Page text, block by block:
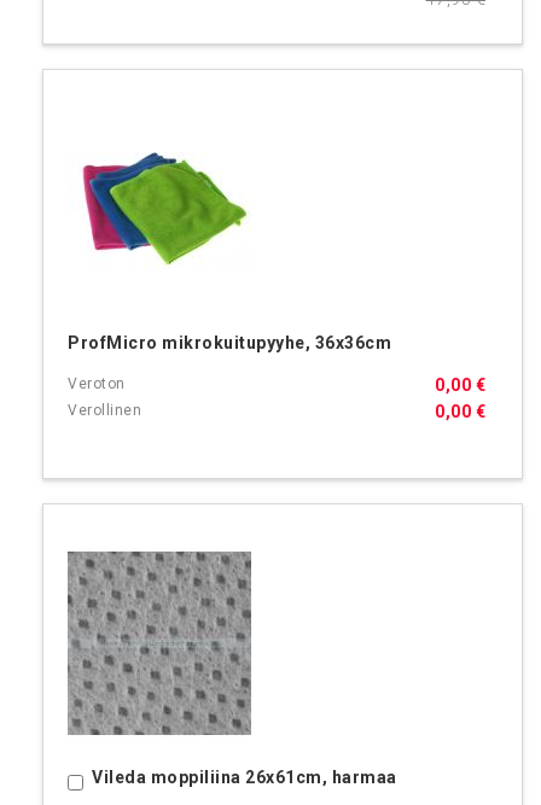
ProfMicro mikrokuitupyyhe, 36x36cm
0,00 €
0,00 €
Vileda moppiliina 26x61cm, harmaa
Ostoskoriin